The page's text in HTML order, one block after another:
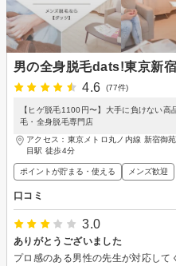
男の全身脱毛dats!東京新
4.6
(77件)
【ヒゲ脱毛1100円〜】大手に負けない
毛・全身脱毛専門店
アクセス：東京メトロ丸ノ内線 新宿御
目駅 徒歩4分
ポイントが貯まる・使える メンズ歓迎
口コミ
3.0
ありがとうございました